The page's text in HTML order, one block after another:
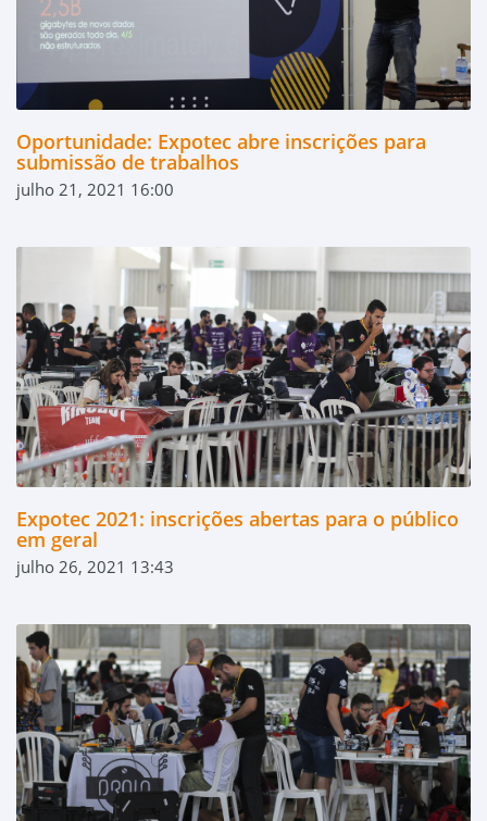
Oportunidade: Expotec abre inscrições para
submissão de trabalhos
julho 21, 2021 16:00
Expotec 2021: inscrições abertas para o público
em geral
julho 26, 2021 13:43